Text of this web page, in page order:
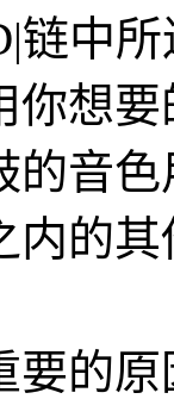
中所
你想
的音
内的
的原